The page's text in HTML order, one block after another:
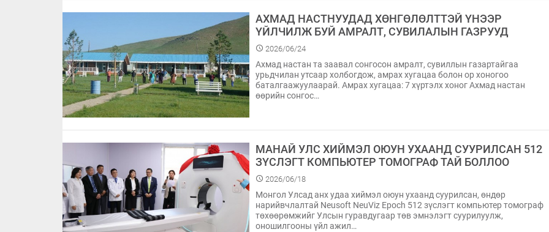
АХМАД НАСТНУУДАД ХӨНГӨЛӨЛТТЭЙ ҮНЭЭР
ҮЙЛЧИЛЖ БУЙ АМРАЛТ, СУВИЛАЛЫН ГАЗРУУД
2026/06/24
Ахмад настан та заавал сонгосон амралт, сувиллын газартайгаа
урьдчилан утсаар холбогдож, амрах хугацаа болон ор хоногоо
баталгаажуулаарай. Амрах хугацаа: 7 хүртэлх хоног Ахмад настан
өөрийн сонгос…
МАНАЙ УЛС ХИЙМЭЛ ОЮУН УХААНД СУУРИЛСАН 512
ЗҮСЛЭГТ КОМПЬЮТЕР ТОМОГРАФ ТАЙ БОЛЛОО
2026/06/18
Монгол Улсад анх удаа хиймэл оюун ухаанд суурилсан, өндөр
нарийвчлалтай Neusoft NeuViz Epoch 512 зүслэгт компьютер томограф
төхөөрөмжийг Улсын гуравдугаар төв эмнэлэгт суурилуулж,
оношилгооны үйл ажил…